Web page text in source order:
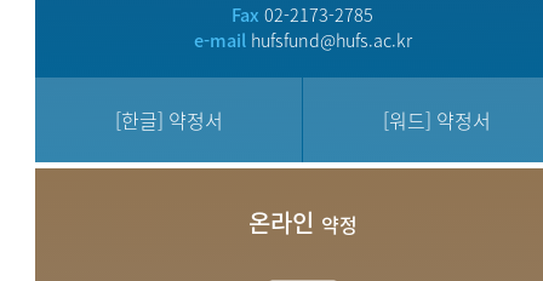
Fax 02-2173-2785
e-mail hufsfund@hufs.ac.kr
[한글] 약정서 [워드] 약정서
온라인 약정